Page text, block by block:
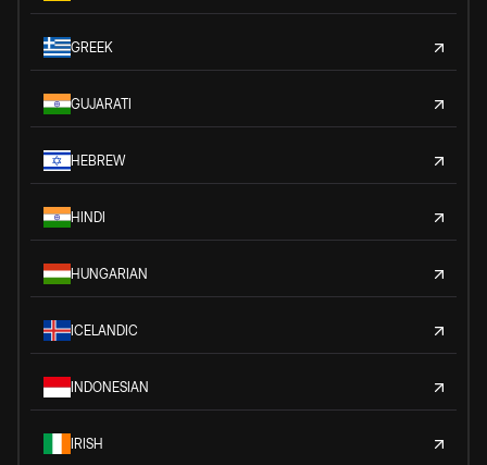
GREEK
GUJARATI
HEBREW
HINDI
HUNGARIAN
ICELANDIC
INDONESIAN
IRISH